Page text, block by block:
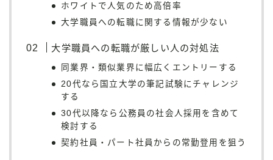
ホワイトで人気のため高倍率
大学職員への転職に関する情報が少ない
大学職員への転職が厳しい人の対処法
同業界・類似業界に幅広くエントリーする
20代なら国立大学の筆記試験にチャレンジ
する
30代以降なら公務員の社会人採用を含めて
検討する
契約社員・パート社員からの常勤登用を狙う